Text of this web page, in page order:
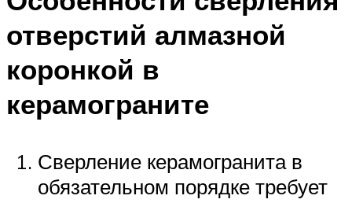
отверстий алмазной
коронкой в
керамограните
Сверление керамогранита в
обязательном порядке требует